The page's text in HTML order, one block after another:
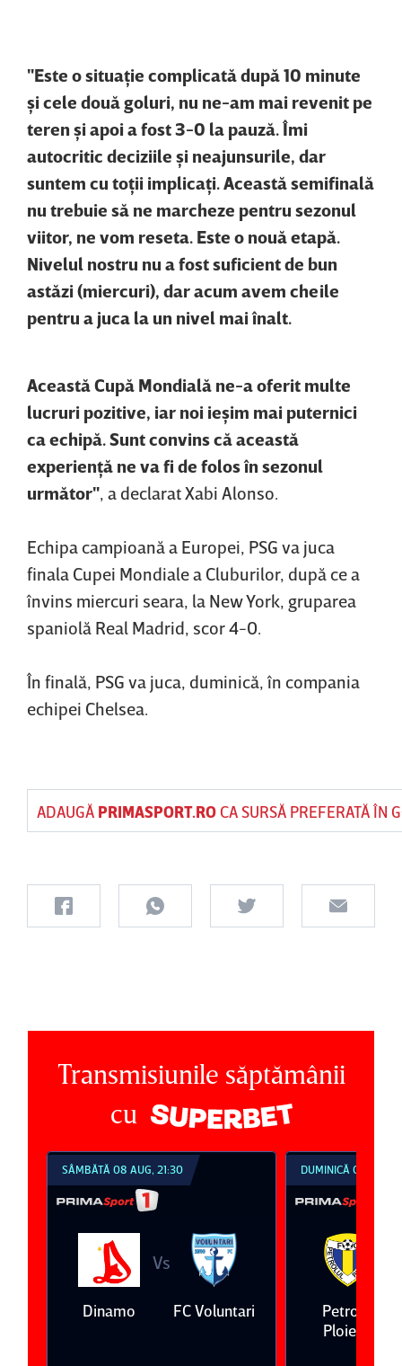
"Este o situaţie complicată după 10 minute
şi cele două goluri, nu ne-am mai revenit pe
teren şi apoi a fost 3-0 la pauză. Îmi
autocritic deciziile şi neajunsurile, dar
suntem cu toţii implicaţi. Această semifinală
nu trebuie să ne marcheze pentru sezonul
viitor, ne vom reseta. Este o nouă etapă.
Nivelul nostru nu a fost suficient de bun
astăzi (miercuri), dar acum avem cheile
pentru a juca la un nivel mai înalt.
Această Cupă Mondială ne-a oferit multe
lucruri pozitive, iar noi ieşim mai puternici
ca echipă. Sunt convins că această
experienţă ne va fi de folos în sezonul
următor" , a declarat Xabi Alonso.
Echipa campioană a Europei, PSG va juca
finala Cupei Mondiale a Cluburilor, după ce a
învins miercuri seara, la New York, gruparea
spaniolă Real Madrid, scor 4-0.
În finală, PSG va juca, duminică, în compania
echipei Chelsea.
ADAUGĂ PRIMASPORT.ROCA SURSĂ PREFERATĂ ÎN
Transmisiunile săptămânii
cu
DUMINICĂ 09 AUG, 18:30
Petrolul
Vs
Oţelul Galaţi
DUMINICĂ 09 AUG,
Universitatea
Craiova